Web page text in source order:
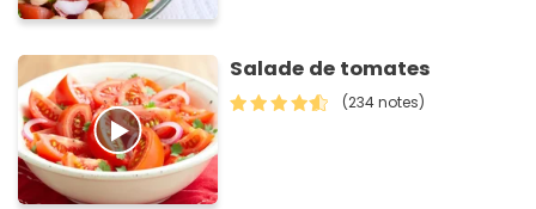
Salade de tomates
(234 notes)